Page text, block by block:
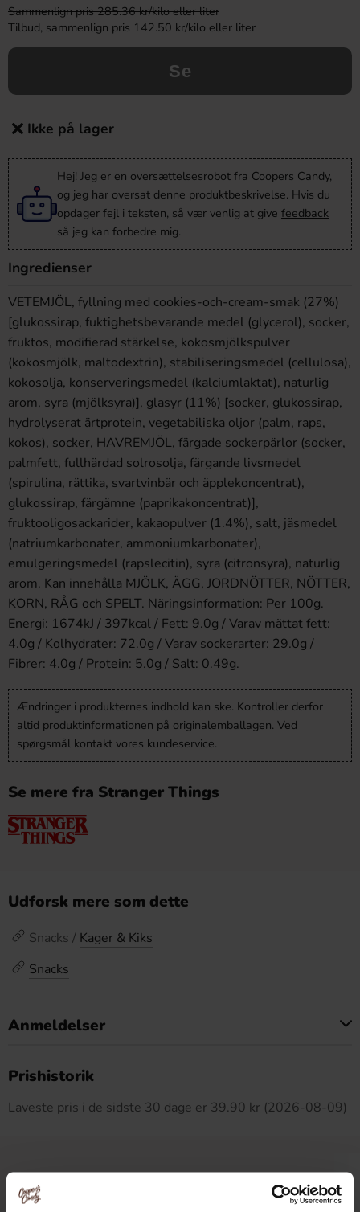
Sammenlign pris 285.36 kr/kilo eller liter
Tilbud, sammenlign pris 142.50 kr/kilo eller liter
Se
Ikke på lager
Hej! Jeg er en oversættelsesrobot fra Coopers Candy,
og jeg har oversat denne produktbeskrivelse. Hvis du
opdager fejl i teksten, så vær venlig at give feedback
så jeg kan forbedre mig.
Ingredienser
VETEMJÖL, fyllning med cookies-och-cream-smak (27%)
[glukossirap, fuktighetsbevarande medel (glycerol), socker,
fruktos, modifierad stärkelse, kokosmjölkspulver
(kokosmjölk, maltodextrin), stabiliseringsmedel (cellulosa),
kokosolja, konserveringsmedel (kalciumlaktat), naturlig
arom, syra (mjölksyra)], glasyr (11%) [socker, glukossirap,
hydrolyserat ärtprotein, vegetabiliska oljor (palm, raps,
kokos), socker, HAVREMJÖL, färgade sockerpärlor (socker,
palmfett, fullhärdad solrosolja, färgande livsmedel
(spirulina, rättika, svartvinbär och äpplekoncentrat),
glukossirap, färgämne (paprikakoncentrat)],
fruktooligosackarider, kakaopulver (1.4%), salt, jäsmedel
(natriumkarbonater, ammoniumkarbonater),
emulgeringsmedel (rapslecitin), syra (citronsyra), naturlig
arom. Kan innehålla MJÖLK, ÄGG, JORDNÖTTER, NÖTTER,
KORN, RÅG och SPELT. Näringsinformation: Per 100g.
Energi: 1674kJ / 397kcal / Fett: 9.0g / Varav mättat fett:
4.0g / Kolhydrater: 72.0g / Varav sockerarter: 29.0g /
Fibrer: 4.0g / Protein: 5.0g / Salt: 0.49g.
Ændringer i produkternes indhold kan ske. Kontroller derfor
altid produktinformationen på originalemballagen. Ved
spørgsmål kontakt vores kundeservice.
Se mere fra Stranger Things
Udforsk mere som dette
Snacks / Kager & Kiks
Snacks
Anmeldelser
Prishistorik
Laveste pris i de sidste 30 dage er 39.90 kr (2026-08-09)
Relaterede produkter